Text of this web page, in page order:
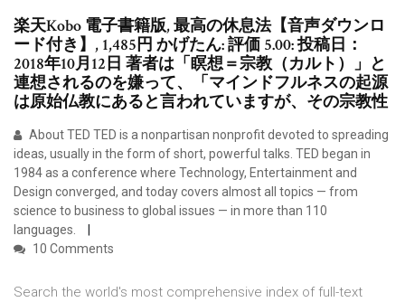
楽天Kobo 電子書籍版, 最高の休息法【音声ダウンロ
ード付き】, 1,485円 かげたん: 評価 5.00: 投稿日：
2018年10月12日 著者は「瞑想＝宗教（カルト）」と
連想されるのを嫌って、「マインドフルネスの起源
は原始仏教にあると言われていますが、その宗教性
About TED TED is a nonpartisan nonprofit devoted to spreading
ideas, usually in the form of short, powerful talks. TED began in
1984 as a conference where Technology, Entertainment and
Design converged, and today covers almost all topics — from
science to business to global issues — in more than 110
languages.
10 Comments
Search the world's most comprehensive index of full-text